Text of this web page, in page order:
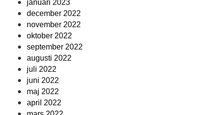
januari 2023
december 2022
november 2022
oktober 2022
september 2022
augusti 2022
juli 2022
juni 2022
maj 2022
april 2022